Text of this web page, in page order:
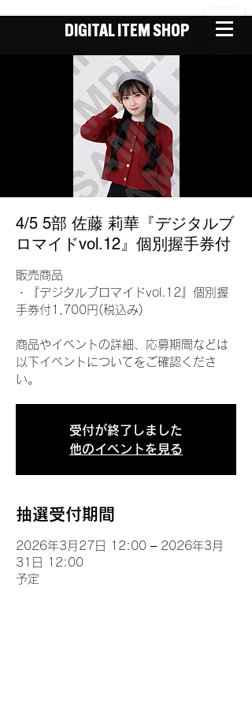
DIGITAL ITEM SHOP
4/5 5部 佐藤 莉華『デジタルブ
ロマイドvol.12』個別握手券付
販売商品
・『デジタルブロマイドvol.12』個別握
手券付1,700円(税込み)
商品やイベントの詳細、応募期間などは
以下イベントについてをご確認くださ
い。
受付が終了しました
他のイベントを見る
抽選受付期間
2026年3月27日 12:00 – 2026年3月
31日 12:00
予定